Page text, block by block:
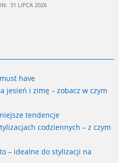
31 LIPCA 2026
have
jesień i zimę – zobacz w czym
tendencje
codziennych – z czym
– idealne do stylizacji na